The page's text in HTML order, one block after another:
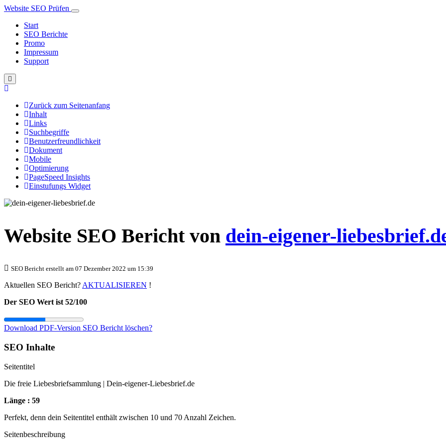
Website SEO Prüfen
Start
SEO Berichte
Promo
Impressum
Support
Zurück zum Seitenanfang
Inhalt
Links
Suchbegriffe
Benutzerfreundlichkeit
Dokument
Mobile
Optimierung
PageSpeed Insights
Einstufungs Widget
Website SEO Bericht von dein-eigener-
SEO Bericht erstellt am 07 Dezember 2022 um 15:39
Aktuellen SEO Bericht? AKTUALISIEREN !
Der SEO Wert ist 52/100
Download PDF-Version SEO Bericht löschen?
SEO Inhalte
Seitentitel
Die freie Liebesbriefsammlung | Dein-eigener-Liebesbrief.de
Länge : 59
Perfekt, denn dein Seitentitel enthält zwischen 10 und 70 Anzahl Zeichen.
Seitenbeschreibung